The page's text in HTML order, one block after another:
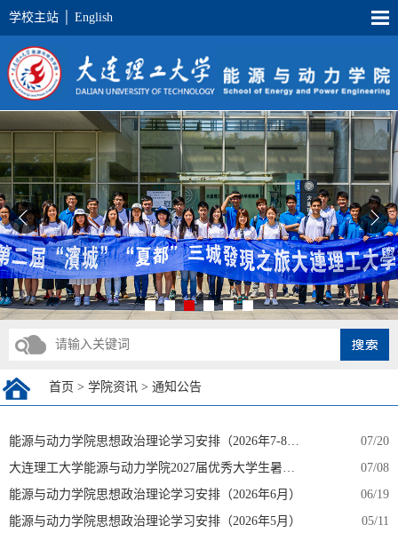
学校主站 English
首页 > 学院资讯 > 通知公告
能源与动力学院思想政治理论学习安排（2026年7-8月）
07/20
大连理工大学能源与动力学院2027届优秀大学生暑期研学营通知
07/08
能源与动力学院思想政治理论学习安排（2026年6月）
06/19
能源与动力学院思想政治理论学习安排（2026年5月）
05/11